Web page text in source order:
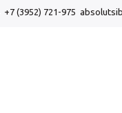
+7 (3952) 721-975